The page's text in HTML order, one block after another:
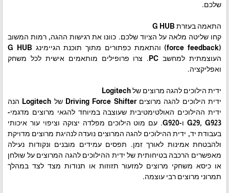
שלכם.
התאמה בעזרת G HUB
קחו שליטה מלאה על הציוד שלכם. כוונו את רגישות ההגה, רמות המשוב
(force feedback) והתאמת כפתורים מתוך תוכנת הגיימינג G HUB
העוצמתית למחשב PC. צרו פרופילים מותאמים אישית לכל משחק
ואפליקציה.
ידית הילוכים להגה מרוצים של Logitech
ידית הילוכים להגה מרוצים Driving Force Shifter של Logitech הנה
ידית ההילוכים האולטימטיבית שעוצבה במיוחד להגאי מרוצים מדגמי-
G29, G923 ו-G920. עם מוט הילוכים מפלדה יצוקה וציפוי עור איכותי
בעבודת יד, ידית ההילוכים להגה המרוצים נועדה לנהיגת מרוצים מדויקת
ולהבטחת אמינות לאורך זמן. תפסים עמידים מובנים ונקודות נעילה
מאפשרים הרכבה בטיחותית של ידית ההילוכים להגה המרוצים על שולחן
או כיסא משחקי מרוצים למזעור תזוזות או תנודות מצד לצד במהלך
תמרוני מרוצים רבי עוצמה.